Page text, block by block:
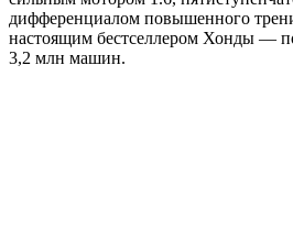
дифференциалом повышенного
настоящим бестселлером Хонды —
3,2 млн машин.